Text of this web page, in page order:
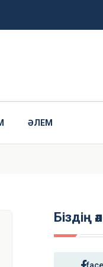
ӘЛЕМ
Біздің